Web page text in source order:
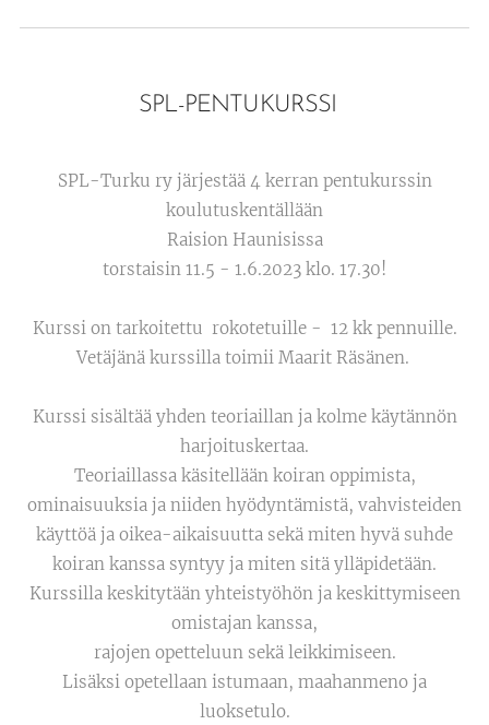
SPL-PENTUKURSSI
SPL-Turku ry järjestää 4 kerran pentukurssin
koulutuskentällään
Raision Haunisissa
torstaisin 11.5 - 1.6.2023 klo. 17.30!
Kurssi on tarkoitettu rokotetuille - 12 kk pennuille.
Vetäjänä kurssilla toimii Maarit Räsänen.
Kurssi sisältää yhden teoriaillan ja kolme käytännön
harjoituskertaa.
Teoriaillassa käsitellään koiran oppimista,
ominaisuuksia ja niiden hyödyntämistä, vahvisteiden
käyttöä ja oikea-aikaisuutta sekä miten hyvä suhde
koiran kanssa syntyy ja miten sitä ylläpidetään.
Kurssilla keskitytään yhteistyöhön ja keskittymiseen
omistajan kanssa,
rajojen opetteluun sekä leikkimiseen.
Lisäksi opetellaan istumaan, maahanmeno ja
luoksetulo.